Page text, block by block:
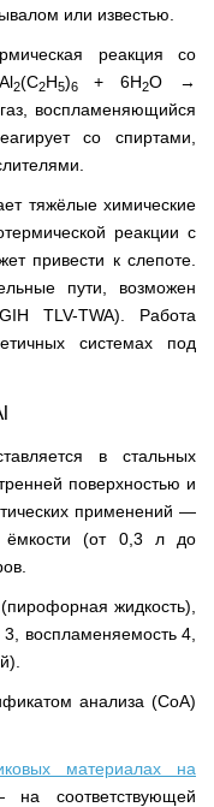
или известью.
реакция со
2(C2H5)6+ 6H2O →
воспламеняющийся
со спиртами,
тяжёлые химические
реакции с
привести к слепоте.
пути, возможен
TLV-TWA). Работа
системах под
в стальных
поверхностью и
применений —
ёмкости (от 0,3 л до
жидкость),
3, воспламеняемость 4,
анализа (CoA)
материалах на
соответствующей